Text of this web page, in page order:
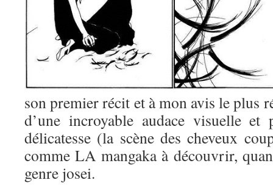
son premier récit et à mon avis le plus
d’une incroyable audace visuelle et
délicatesse (la scène des cheveux
comme LA mangaka à découvrir,
genre josei.